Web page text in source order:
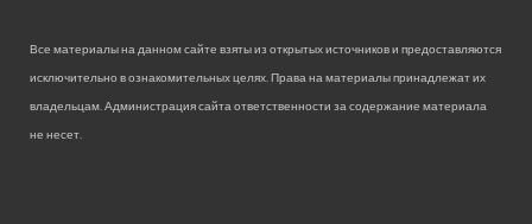
Все материалы на данном сайте взяты из открытых источников и предоставляются
исключительно в ознакомительных целях. Права на материалы принадлежат их
владельцам. Администрация сайта ответственности за содержание материала
не несет.